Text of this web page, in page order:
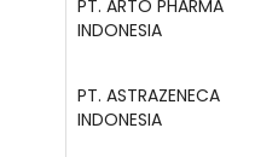
PT. ARTO PHARMA
INDONESIA
PT. ASTRAZENECA
INDONESIA